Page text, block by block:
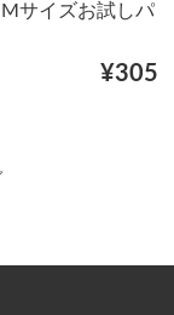
サイズお試しパ
¥305